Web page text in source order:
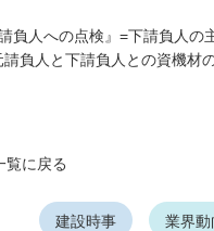
負人への点検』=下請負人の
負人と下請負人との資機材
覧に戻る
建設時事 業界動